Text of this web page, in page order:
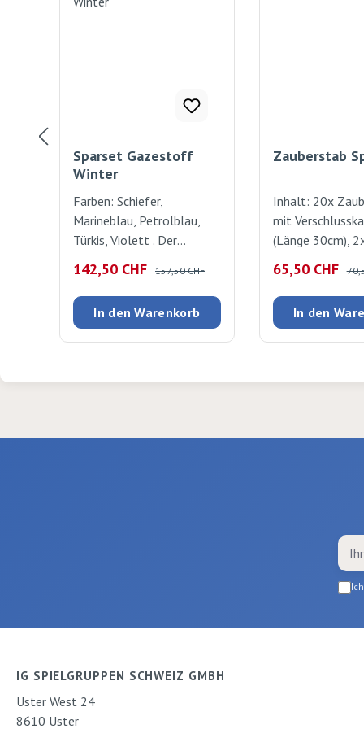
Sparset Gazestoff
Winter
Farben: Schiefer,
Marineblau, Petrolblau,
Türkis, Violett . Der
wird dank
umweltschonender
Herstellung nicht mehr
gebleicht. Die Farbtöne
"Märlistoffe" eignen sich
Verkaufspreis:
142,50 CHF Regulärer Preis:
157,50 CHF
In den Warenkorb
Zauberstab
Inhalt: 20x
mit
(Länge 30cm),
Glitterdosen
ca. 30g) , 1x
(Flasche à
Pailletten
(42g) zum Teil
recyclebar. Die
Zauberstäben
Verkaufspreis:
65,50 CHF
In den
IG SPIELGRUPPEN SCHWEIZ GMBH
Uster West 24
8610 Uster